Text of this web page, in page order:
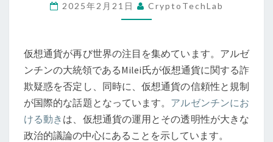
へ
正
疑
惑
が
2025年2月21日 CryptoTechLab
仮想通貨が再び世界の注目を集めています。アルゼ
ンチンの大統領であるMilei氏が仮想通貨に関する詐
欺疑惑を否定し、同時に、仮想通貨の信頼性と規制
が国際的な話題となっています。 アルゼンチンにお
ける動き は、仮想通貨の運用とその透明性が大きな
政治的議論の中心にあることを示しています。